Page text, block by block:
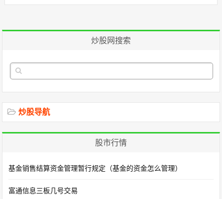
炒股网搜索
炒股导航
股市行情
基金销售结算资金管理暂行规定（基金的资金怎么管理）
富通信息三板几号交易